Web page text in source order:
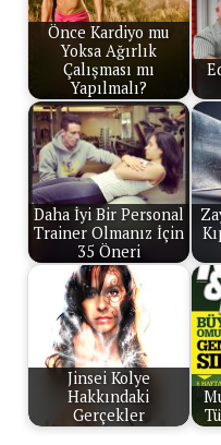
Önce Kardiyo mu
Yoksa Ağırlık
Çalışması mı
Yapılmalı?
Daha İyi Bir Personal
Trainer Olmanız İçin
35 Öneri
Jinsei Kolye
Hakkındaki
Gerçekler